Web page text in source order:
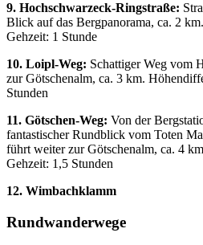
9. Hochschwarzeck-Ringstraße:
Blick auf das Bergpanorama, ca. 2
Gehzeit: 1 Stunde
10. Loipl-Weg: Schattiger Weg vom
zur Götschenalm, ca. 3 km.
Stunden
11. Götschen-Weg: Von der
fantastischer Rundblick vom Toten
führt weiter zur Götschenalm, ca. 4
Gehzeit: 1,5 Stunden
12. Wimbachklamm
Rundwanderwege